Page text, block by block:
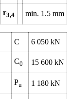
r3,4 min. 1.5 mm
C 6 050 kN
C0 15 600 kN
Pu 1 180 kN